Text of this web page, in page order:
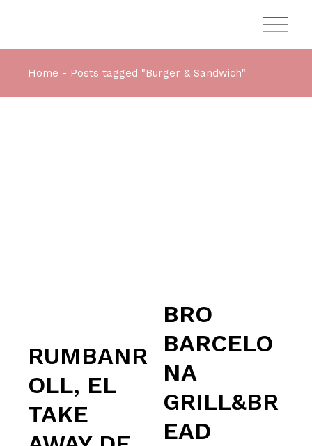
Home Posts tagged "Burger & Sandwich"
RUMBANR
OLL, EL
TAKE
BRO
BARCELO
NA
GRILL&BR
EAD